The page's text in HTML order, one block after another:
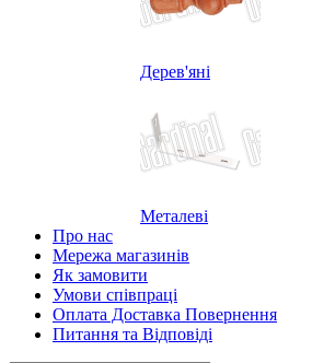
Дерев'яні
Металеві
Про нас
Мережа магазинів
Як замовити
Умови співпраці
Оплата Доставка Повернення
Питання та Відповіді